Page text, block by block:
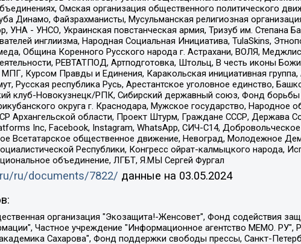
Омская организация общественного политического
Динамо, Файзрахманисты, Мусульманская религиозная
УНА - УНСО, Украинская повстанческая армия, Тризуб им. Степана
инглиизма, Народная Социальная Инициатива, TulaSkins,
Община Коренного Русского народа г. Астрахани, ВОЛЯ,
РЕВТАТПОД, Артподготовка, Штольц, В честь иконы
Курсом Правды и Единения, Каракольская инициативная
Русская республика Русь, Арестантское уголовное единство,
клуб-Новокузнецк/РПК, Сибирский державный союз, Фонд
округа г. Краснодара, Мужское государство,
Архангельской области, Проект Штурм, Граждане СССР, Держава
Inc, Facebook, Instagram, WhatsApp, СИЧ-С14,
Всетатарское общественное движение, Невоград, Молодежное
Республики, Конгресс ойрат-калмыцкого народа,
объединение, ЛГБТ, Я.МЫ Сергей Фургал
ru/documents/7822/ данные на 03.05.2024
коммуникаций и правовому просвещению "Так-так-Так", Фонд содействия устойчивому развитию "Серебряная тайга", Свердловский региональный общественный фонд социальных проектов "Новое время", "Idel.Реалии", Кавказ.Реалии, Крым.Реалии, Телеканал Настоящее Время, Татаро-башкирская служба Радио Свобода (Azatliq Radiosi), Радио Свободная Европа/Радио Свобода (PCE/PC), "Сибирь.Реалии", "Фактограф", Благотворительный фонд помощи осужденным и их семьям, Автономная некоммерческая организация "Институт глобализации и социальных движений", Фонд "В защиту прав заключенных", Частное учреждение "Центр поддержки и содействия развитию средств массовой информации", Пензенский региональный общественный благотворительный фонд "Гражданский союз", "Север.Реалии", Некоммерческая организация Фонд "Правовая инициатива", Общество с ограниченной ответственностью "Радио Свободная Европа/Радио Свобода", Чешское информационное агентство "MEDIUM-ORIENT", Красноярская региональная общественная организация "Мы против СПИДа", Камалягин Денис Николаевич, Маркелов Сергей Евгеньевич, Пономарев Лев Александрович, Савицкая Людмила Алексеевна, Автономная некоммерческая организация "Центр по работе с проблемой насилия "НАСИЛИЮ.НЕТ", Межрегиональный профессиональный союз работников здравоохранения "Альянс врачей", Юридическое лицо, зарегистрированное в Латвийской Республике, SIA "Medusa Project" (регистрационный номер 40103797863, дата регистрации 10.06.2014), Некоммерческая организация "Фонд по борьбе с коррупцией", Автономная некоммерческая организация "Институт права и публичной политики", Баданин Роман Сергеевич, Гликин Максим Александрович, Железнова Мария Михайловна, Лукьянова Юлия Сергеевна, Маетная Елизавета Витальевна, Маняхин Петр Борисович, Чуракова Ольга Владимировна, Ярош Юлия Петровна, Юридическое лицо "The Insider SIA", зарегистрированное в Риге, Латвийская Республика (дата регистрации 26.06.2015), являющееся администратором доменного имени интернет-издания "The Insider SIA", https://theins.ru, Постернак Алексей Евгеньевич, Рубин Михаил Аркадьевич, Анин Роман Александрович, Юридическое лицо Istories fonds, зарегистрированное в Латвийской Республике (регистрационный номер 50008295751, дата регистрации 24.02.2020), Великовский Дмитрий Александрович, Долинина Ирина Николаевна, Мароховская Алеся Алексеевна, Шлейнов Роман Юрьевич, Шмагун Олеся Валентиновна, Общество с ограниченной ответственностью "Альтаир 2021", Общество с ограниченной ответственностью "Вега 2021", Общество с ограниченной ответственностью "Главный редактор 2021", Общество с ограниченной ответственностью "Ромашки монолит", Важенков Артем Валерьевич, Ивановская областная общественная организация "Центр гендерных исследований", Гурман Юрий Альбертович, Медиапроект "ОВД-Инфо", Егоров Владимир Владимирович, Жилинский Владимир Александрович, Общество с ограниченной ответственностью "ЗП", Иванова София Юрьевна, Карезина Инна Павловна, Кильтау Екатерина Викторовна, Петров Алексей Викторович, Пискунов Сергей Евгеньевич, Смирнов Сергей Сергеевич, Тихонов Михаил Сергеевич, Общество с ограниченной ответственностью "ЖУРНАЛИСТ-ИНОСТРАННЫЙ АГЕНТ", Арапова Галина Юрьевна, Вольтская Татьяна Анатольевна, Американская компания "Mason G.E.S. Anonymous Foundation" (США), являющаяся владельцем интернет-издания https://mnews.world/, Компания "Stichting Bellingcat", зарегистрированная в Нидерландах (дата регистрации 11.07.2018), Захаров Андрей Вячеславович, Клепиковская Екатерина Дмитриевна, Общество с ограниченной ответственностью "МЕМО", Перл Роман Александрович, Симонов Евгений Алексеевич, Соловьева Елена Анатольевна, Сотников Даниил Владимирович, Сурначева Елизавета Дмитриевна, Автономная некоммерческая организация по защите прав человека и информированию населения "Якутия – Наше Мнение", Общество с ограниченной ответственностью "Москоу диджитал медиа", с 26.01.2023 Общество с ограниченной ответственностью "Чайка Белые сады", Ветошкина Валерия Валерьевна, Заговора Максим Александрович, Межрегиональное общественное движение "Российская ЛГБТ - сеть", Оленичев Максим Владимирович, Павлов Иван Юрьевич, Скворцова Елена Сергеевна, Общество